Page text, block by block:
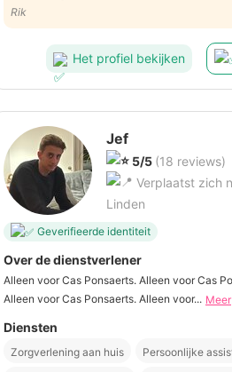
Rik
Het profiel bekijken
Jef
5/5 (18 reviews)
Verplaatst zich
Linden
Geverifieerde identiteit
Over de dienstverlener
Alleen voor Cas Ponsaerts. Alleen voor Cas
Alleen voor Cas Ponsaerts. Alleen voor... Meer
Diensten
Zorgverlening aan huis Persoonlijke